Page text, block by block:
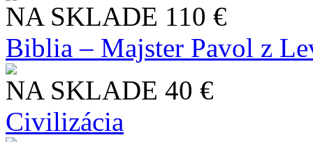
NA SKLADE 110 €
Biblia – Majster Pavol z
NA SKLADE 40 €
Civilizácia